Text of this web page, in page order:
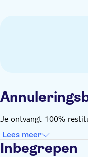
overheid voor de
Je ontvangt 100%
Lees meer
Inbegrepen